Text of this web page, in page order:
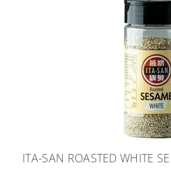
ITA-SAN ROASTED WHITE